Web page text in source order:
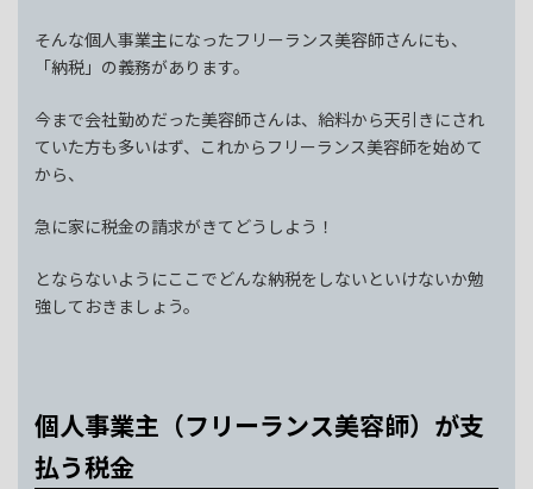
そんな個人事業主になったフリーランス美容師さんにも、
「納税」の義務があります。
今まで会社勤めだった美容師さんは、給料から天引きにされ
ていた方も多いはず、これからフリーランス美容師を始めて
から、
急に家に税金の請求がきてどうしよう！
とならないようにここでどんな納税をしないといけないか勉
強しておきましょう。
個人事業主（フリーランス美容師）が支
払う税金